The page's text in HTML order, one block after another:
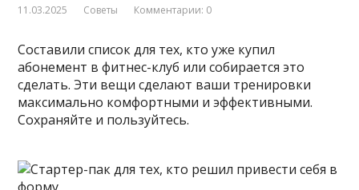
11.03.2025 Советы Комментарии: 0
Составили список для тех, кто уже купил
абонемент в фитнес-клуб или собирается это
сделать. Эти вещи сделают ваши тренировки
максимально комфортными и эффективными.
Сохраняйте и пользуйтесь.